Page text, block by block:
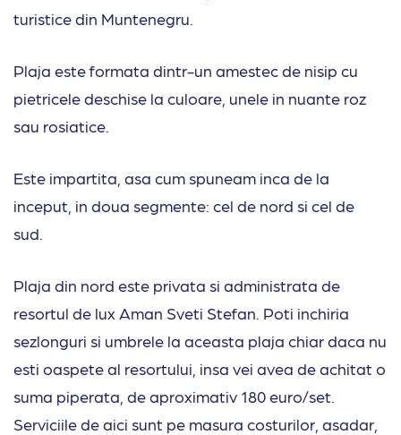
turistice din Muntenegru.
Plaja este formata dintr-un amestec de nisip cu
pietricele deschise la culoare, unele in nuante roz
sau rosiatice.
Este impartita, asa cum spuneam inca de la
inceput, in doua segmente: cel de nord si cel de
sud.
Plaja din nord este privata si administrata de
resortul de lux Aman Sveti Stefan. Poti inchiria
sezlonguri si umbrele la aceasta plaja chiar daca nu
esti oaspete al resortului, insa vei avea de achitat o
suma piperata, de aproximativ 180 euro/set.
Serviciile de aici sunt pe masura costurilor, asadar,